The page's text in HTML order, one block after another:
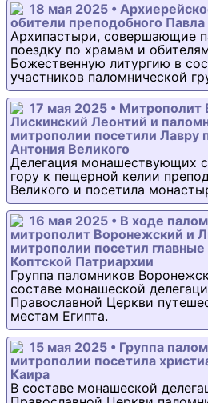
18 мая 2025 •
обители преподобного
Архипастыри, совершающие
поездку по храмам и
Божественную литургию в
участников паломнической
17 мая 2025 • Митрополит
Лискинский Леонтий и
митрополии посетили Лавру
Антония Великого
Делегация монашествующих
гору к пещерной келии
Великого и посетила
16 мая 2025 • В ходе
митрополит Воронежский и
митрополии посетил
Коптской Патриархии
Группа паломников
составе монашеской
Православной Церкви
местам Египта.
15 мая 2025 • Группа
митрополии посетила
Каира
В составе монашеской